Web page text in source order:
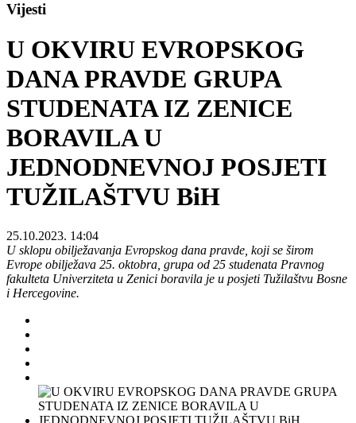
Vijesti
U OKVIRU EVROPSKOG
DANA PRAVDE GRUPA
STUDENATA IZ ZENICE
BORAVILA U
JEDNODNEVNOJ POSJETI
TUŽILAŠTVU BiH
25.10.2023. 14:04
U sklopu obilježavanja Evropskog dana pravde, koji se širom
Evrope obilježava 25. oktobra, grupa od 25 studenata Pravnog
fakulteta Univerziteta u Zenici boravila je u posjeti Tužilaštvu Bosne
i Hercegovine.